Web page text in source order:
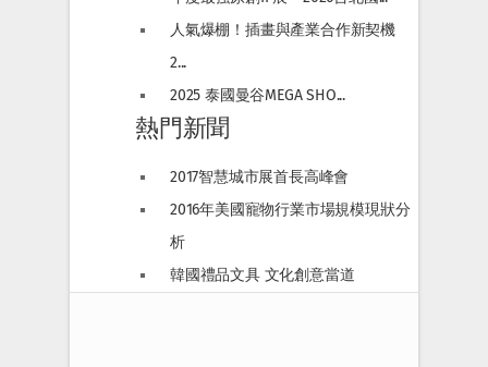
人氣爆棚！插畫與產業合作新契機
2...
2025 泰國曼谷MEGA SHO...
熱門新聞
2017智慧城市展首長高峰會
2016年美國寵物行業市場規模現狀分
析
韓國禮品文具 文化創意當道